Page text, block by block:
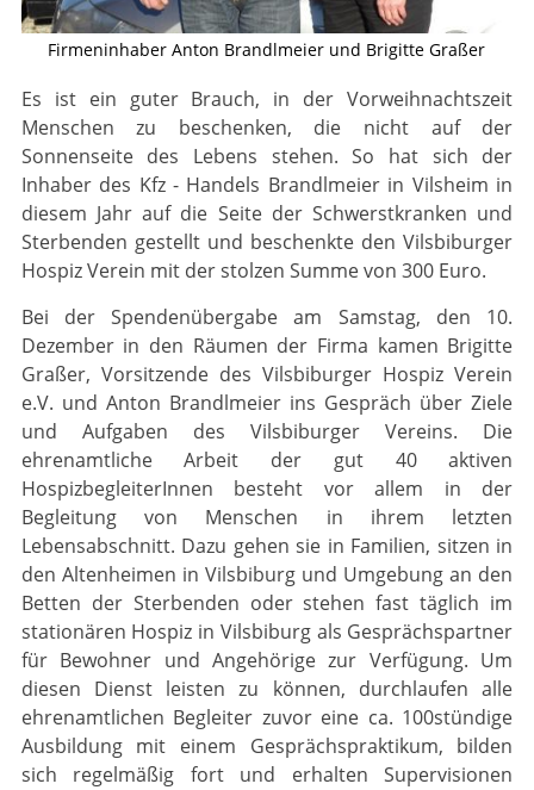
Firmeninhaber Anton Brandlmeier und Brigitte Graßer
Es ist ein guter Brauch, in der Vorweihnachtszeit
Menschen zu beschenken, die nicht auf der
Sonnenseite des Lebens stehen. So hat sich der
Inhaber des Kfz - Handels Brandlmeier in Vilsheim in
diesem Jahr auf die Seite der Schwerstkranken und
Sterbenden gestellt und beschenkte den Vilsbiburger
Hospiz Verein mit der stolzen Summe von 300 Euro.
Bei der Spendenübergabe am Samstag, den 10.
Dezember in den Räumen der Firma kamen Brigitte
Graßer, Vorsitzende des Vilsbiburger Hospiz Verein
e.V. und Anton Brandlmeier ins Gespräch über Ziele
und Aufgaben des Vilsbiburger Vereins. Die
ehrenamtliche Arbeit der gut 40 aktiven
HospizbegleiterInnen besteht vor allem in der
Begleitung von Menschen in ihrem letzten
Lebensabschnitt. Dazu gehen sie in Familien, sitzen in
den Altenheimen in Vilsbiburg und Umgebung an den
Betten der Sterbenden oder stehen fast täglich im
stationären Hospiz in Vilsbiburg als Gesprächs­partner
für Bewohner und Angehörige zur Verfügung. Um
diesen Dienst leisten zu können, durchlaufen alle
ehrenamtlichen Begleiter zuvor eine ca. 100stündige
Ausbildung mit einem Gesprächspraktikum, bilden
sich regel­mäßig fort und erhalten Supervisionen